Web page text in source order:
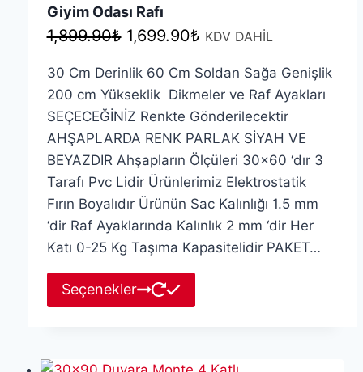
Giyim Odası Rafı
1,899.90₺ Orijinal
1,899.90₺.
1,699.90₺Şu
fiyat:
1,699.90₺.
KDV DAHİL
30 Cm Derinlik 60 Cm Soldan Sağa Genişlik
200 cm Yükseklik Dikmeler ve Raf Ayakları
SEÇECEĞİNİZ Renkte Gönderilecektir
AHŞAPLARDA RENK PARLAK SİYAH VE
BEYAZDIR Ahşapların Ölçüleri 30×60 ‘dır 3
Tarafı Pvc Lidir Ürünlerimiz Elektrostatik
Fırın Boyalıdır Ürünün Sac Kalınlığı 1.5 mm
‘dir Raf Ayaklarında Kalınlık 2 mm ‘dir Her
Katı 0-25 Kg Taşıma Kapasitelidir PAKET…
Seçenekler
ürünün